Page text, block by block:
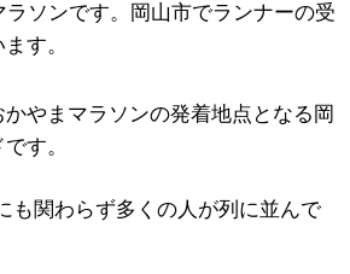
ソンです。岡山市でランナーの受
す。
やまマラソンの発着地点となる岡
す。
も関わらず多くの人が列に並んで